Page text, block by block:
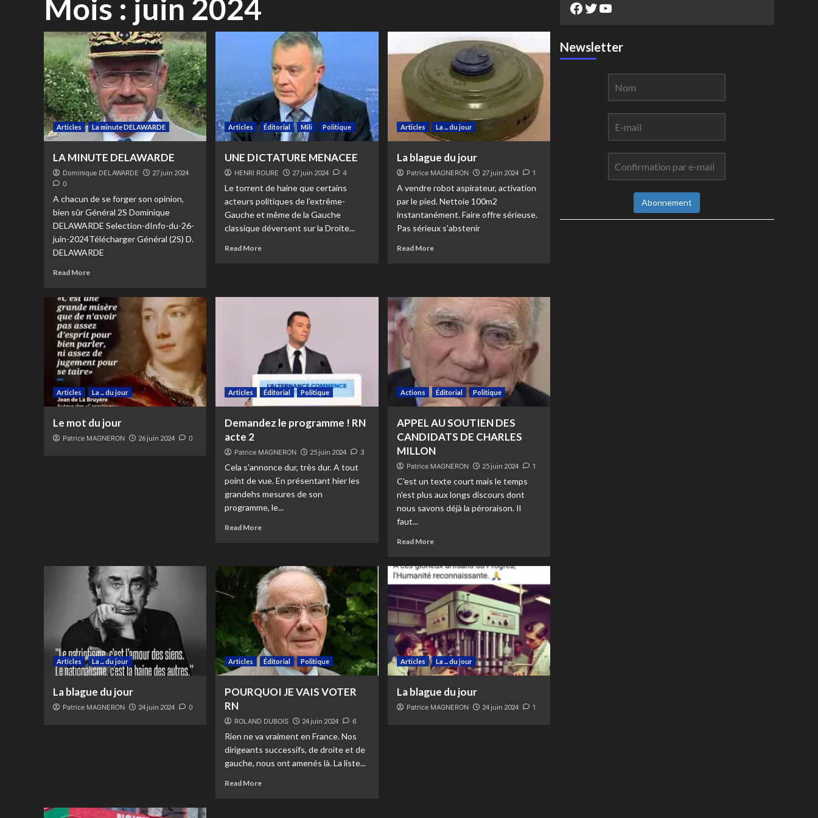
Mois : juin 2024
Articles La minute DELAWARDE
LA MINUTE DELAWARDE
Dominique DELAWARDE 27 juin 2024
0
A chacun de se forger son opinion,
bien sûr Général 2S Dominique
DELAWARDE Selection-dInfo-du-26-
juin-2024Télécharger Général (2S) D.
DELAWARDE
Read More
Articles Éditorial Mili Politique
UNE DICTATURE MENACEE
HENRI ROURE 27 juin 2024 4
Le torrent de haine que certains
acteurs politiques de l’extrême-
Gauche et même de la Gauche
classique déversent sur la Droite...
Read More
Articles La ... du jour
La blague du jour
Patrice MAGNERON 27 juin 2024 1
A vendre robot aspirateur, activation
par le pied. Nettoie 100m2
instantanément. Faire offre sérieuse.
Pas sérieux s'abstenir
Read More
Articles La ... du jour
Le mot du jour
Patrice MAGNERON 26 juin 2024 0
Articles Éditorial Politique
Demandez le programme ! RN
acte 2
Patrice MAGNERON 25 juin 2024 3
Cela s'annonce dur, très dur. A tout
point de vue. En présentant hier les
grandehs mesures de son
programme, le...
Read More
Actions Éditorial Politique
APPEL AU SOUTIEN DES
CANDIDATS DE CHARLES
MILLON
Patrice MAGNERON 25 juin 2024 1
C'est un texte court mais le temps
n'est plus aux longs discours dont
nous savons déjà la péroraison. Il
faut...
Read More
Articles La ... du jour
La blague du jour
Patrice MAGNERON 24 juin 2024 0
Articles Éditorial Politique
POURQUOI JE VAIS VOTER
RN
ROLAND DUBOIS 24 juin 2024 6
Rien ne va vraiment en France. Nos
dirigeants successifs, de droite et de
gauche, nous ont amenés là. La liste...
Read More
Articles La ... du jour
La blague du jour
Patrice MAGNERON 24 juin 2024 1
Facebook
Twitter
YouTube
Newsletter
Abonnement